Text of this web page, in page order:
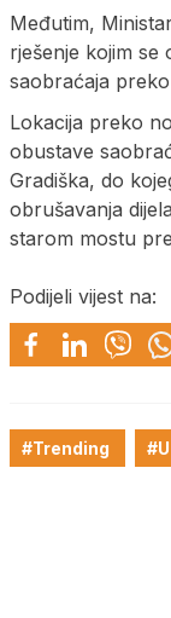
Međutim,
rješenje kojim se
saobraćaja
Lokacija preko
obustave
Gradiška, do
obrušavanja
starom mostu
Podijeli vijest na:
#Trending